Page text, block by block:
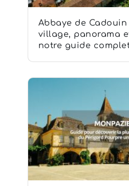
Abbaye de
village, panorama
notre guide